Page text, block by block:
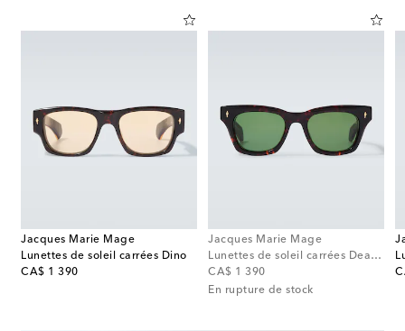
Jacques Marie Mage
Lunettes de soleil carrées Dino
CA$ 1 390
original price
Jacques Marie Mage
Lunettes de soleil carrées Dealan
CA$ 1 390
original price
En rupture de stock